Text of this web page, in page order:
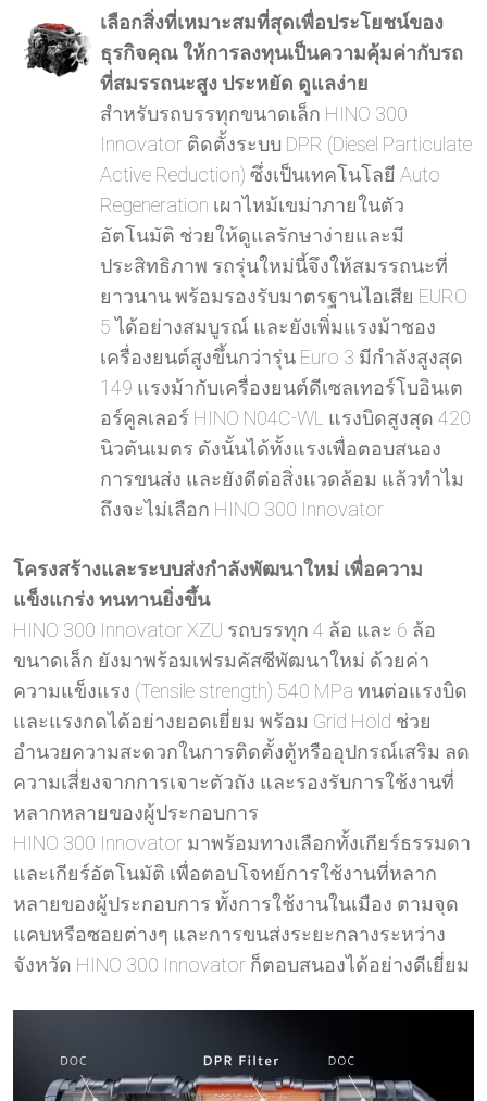
เลือกสิ่งที่เหมาะสมที่สุดเพื่อประโยชน์ของ
ธุรกิจคุณ ให้การลงทุนเป็นความคุ้มค่ากับรถ
ที่สมรรถนะสูง ประหยัด ดูแลง่าย
สำหรับรถบรรทุกขนาดเล็ก HINO 300
Innovator ติดตั้งระบบ DPR (Diesel Particulate
Active Reduction) ซึ่งเป็นเทคโนโลยี Auto
Regeneration เผาไหม้เขม่าภายในตัว
อัตโนมัติ ช่วยให้ดูแลรักษาง่ายและมี
ประสิทธิภาพ รถรุ่นใหม่นี้จึงให้สมรรถนะที่
ยาวนาน พร้อมรองรับมาตรฐานไอเสีย EURO
5 ได้อย่างสมบูรณ์ และยังเพิ่มแรงม้าชอง
เครื่องยนต์สูงขึ้นกว่ารุ่น Euro 3 มีกำลังสูงสุด
149 แรงม้ากับเครื่องยนต์ดีเซลเทอร์โบอินเต
อร์คูลเลอร์ HINO N04C-WL แรงบิดสูงสุด 420
นิวตันเมตร ดังนั้นได้ทั้งแรงเพื่อตอบสนอง
การขนส่ง และยังดีต่อสิ่งแวดล้อม แล้วทำไม
ถึงจะไม่เลือก HINO 300 Innovator
โครงสร้างและระบบส่งกำลังพัฒนาใหม่ เพื่อความ
แข็งแกร่ง ทนทานยิ่งขึ้น
HINO 300 Innovator XZU รถบรรทุก 4 ล้อ และ 6 ล้อ
ขนาดเล็ก ยังมาพร้อมเฟรมคัสซีพัฒนาใหม่ ด้วยค่า
ความแข็งแรง (Tensile strength) 540 MPa ทนต่อแรงบิด
และแรงกดได้อย่างยอดเยี่ยม พร้อม Grid Hold ช่วย
อำนวยความสะดวกในการติดตั้งตู้หรืออุปกรณ์เสริม ลด
ความเสี่ยงจากการเจาะตัวถัง และรองรับการใช้งานที่
หลากหลายของผู้ประกอบการ
HINO 300 Innovator มาพร้อมทางเลือกทั้งเกียร์ธรรมดา
และเกียร์อัตโนมัติ เพื่อตอบโจทย์การใช้งานที่หลาก
หลายของผู้ประกอบการ ทั้งการใช้งานในเมือง ตามจุด
แคบหรือซอยต่างๆ และการขนส่งระยะกลางระหว่าง
จังหวัด HINO 300 Innovator ก็ตอบสนองได้อย่างดีเยี่ยม